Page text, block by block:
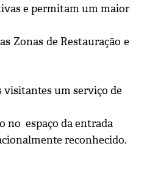
e permitam um maior
Zonas de Restauração e
visitantes um serviço de
no espaço da entrada
reconhecido.